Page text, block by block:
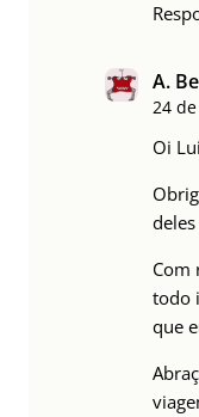
A.
24
Oi
Com
todo
que